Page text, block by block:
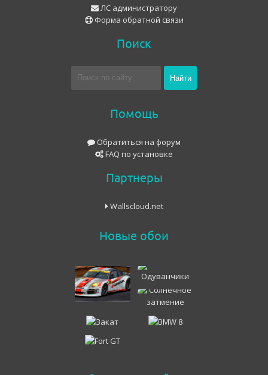
ЛС администратору
Форма обратной связи
Поиск
Помощь
Обратиться на форум
FAQ по установке
Партнеры
Wallscloud.net
Новые обои